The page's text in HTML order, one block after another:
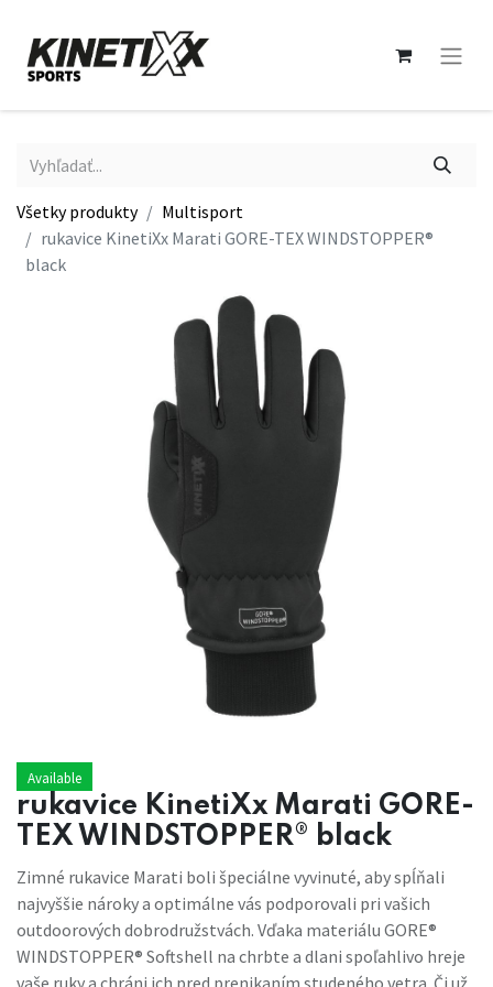
Všetky produkty
Multisport
rukavice KinetiXx Marati GORE-TEX WINDSTOPPER®
black
Available
rukavice KinetiXx Marati GORE-
TEX WINDSTOPPER® black
Zimné rukavice Marati boli špeciálne vyvinuté, aby spĺňali
najvyššie nároky a optimálne vás podporovali pri vašich
outdoorových dobrodružstvách. Vďaka materiálu GORE®
WINDSTOPPER® Softshell na chrbte a dlani spoľahlivo hreje